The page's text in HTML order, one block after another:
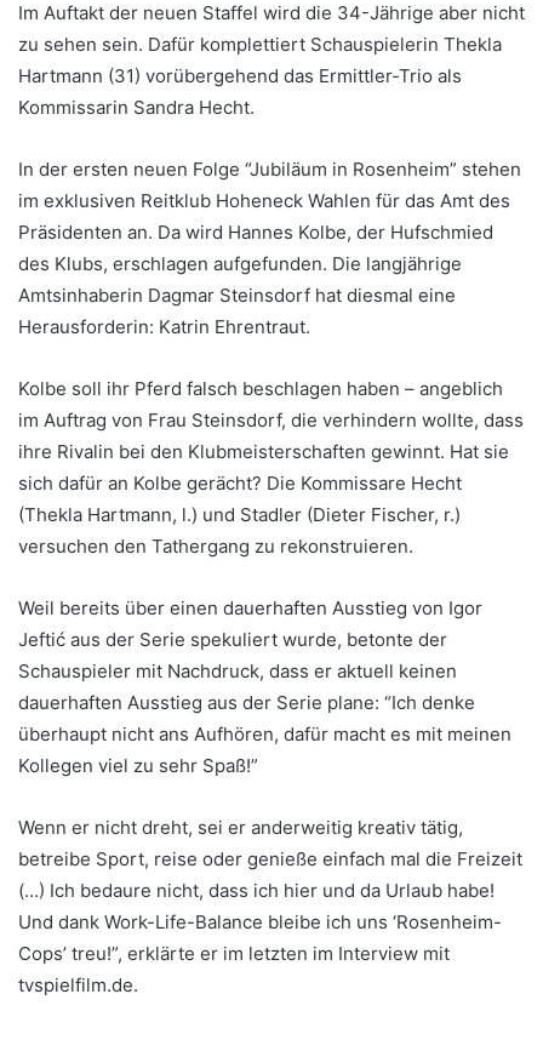
Im Auftakt der neuen Staffel wird die 34-Jährige aber nicht
zu sehen sein. Dafür komplettiert Schauspielerin Thekla
Hartmann (31) vorübergehend das Ermittler-Trio als
Kommissarin Sandra Hecht.
In der ersten neuen Folge “Jubiläum in Rosenheim” stehen
im exklusiven Reitklub Hoheneck Wahlen für das Amt des
Präsidenten an. Da wird Hannes Kolbe, der Hufschmied
des Klubs, erschlagen aufgefunden. Die langjährige
Amtsinhaberin Dagmar Steinsdorf hat diesmal eine
Herausforderin: Katrin Ehrentraut.
Kolbe soll ihr Pferd falsch beschlagen haben – angeblich
im Auftrag von Frau Steinsdorf, die verhindern wollte, dass
ihre Rivalin bei den Klubmeisterschaften gewinnt. Hat sie
sich dafür an Kolbe gerächt? Die Kommissare Hecht
(Thekla Hartmann, l.) und Stadler (Dieter Fischer, r.)
versuchen den Tathergang zu rekonstruieren.
Weil bereits über einen dauerhaften Ausstieg von Igor
Jeftić aus der Serie spekuliert wurde, betonte der
Schauspieler mit Nachdruck, dass er aktuell keinen
dauerhaften Ausstieg aus der Serie plane: “Ich denke
überhaupt nicht ans Aufhören, dafür macht es mit meinen
Kollegen viel zu sehr Spaß!”
Wenn er nicht dreht, sei er anderweitig kreativ tätig,
betreibe Sport, reise oder genieße einfach mal die Freizeit
(…) Ich bedaure nicht, dass ich hier und da Urlaub habe!
Und dank Work-Life-Balance bleibe ich uns ‘Rosenheim-
Cops’ treu!”, erklärte er im letzten im Interview mit
tvspielfilm.de.